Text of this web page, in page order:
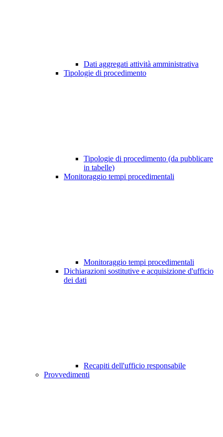
Dati aggregati attività amministrativa
Tipologie di procedimento
Tipologie di procedimento (da pubblicare
in tabelle)
Monitoraggio tempi procedimentali
Monitoraggio tempi procedimentali
Dichiarazioni sostitutive e acquisizione d'ufficio
dei dati
Recapiti dell'ufficio responsabile
Provvedimenti